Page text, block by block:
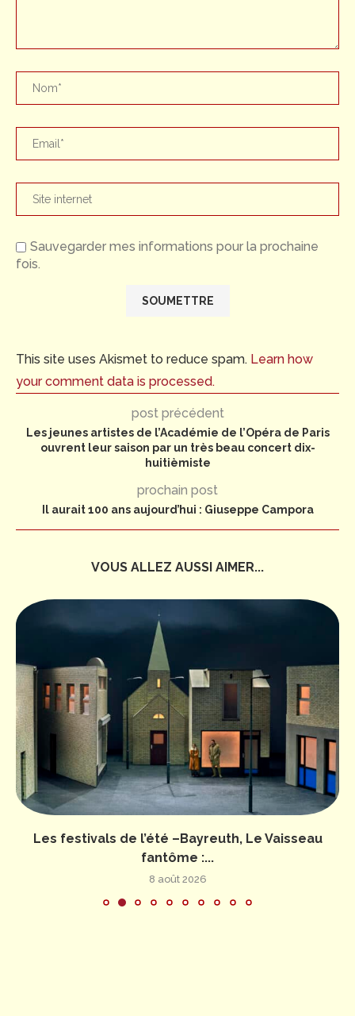
Sauvegarder mes informations pour la prochaine
fois.
This site uses Akismet to reduce spam. Learn how
your comment data is processed.
post précédent
Les jeunes artistes de l’Académie de l’Opéra de Paris
ouvrent leur saison par un très beau concert dix-
huitièmiste
prochain post
Il aurait 100 ans aujourd’hui : Giuseppe Campora
VOUS ALLEZ AUSSI AIMER...
Les festivals de l’été –Bayreuth, Le Vaisseau
fantôme :...
8 août 2026